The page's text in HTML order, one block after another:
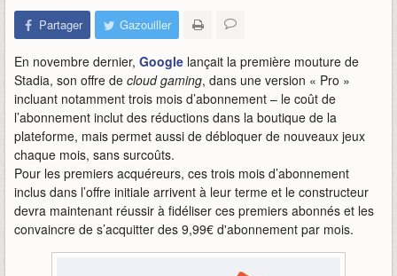
Partager Gazouiller
En novembre dernier, Google lançait la première mouture de
Stadia, son offre de cloud gaming, dans une version « Pro »
incluant notamment trois mois d’abonnement – le coût de
l’abonnement inclut des réductions dans la boutique de la
plateforme, mais permet aussi de débloquer de nouveaux jeux
chaque mois, sans surcoûts.
Pour les premiers acquéreurs, ces trois mois d’abonnement
inclus dans l’offre initiale arrivent à leur terme et le constructeur
devra maintenant réussir à fidéliser ces premiers abonnés et les
convaincre de s’acquitter des 9,99€ d'abonnement par mois.